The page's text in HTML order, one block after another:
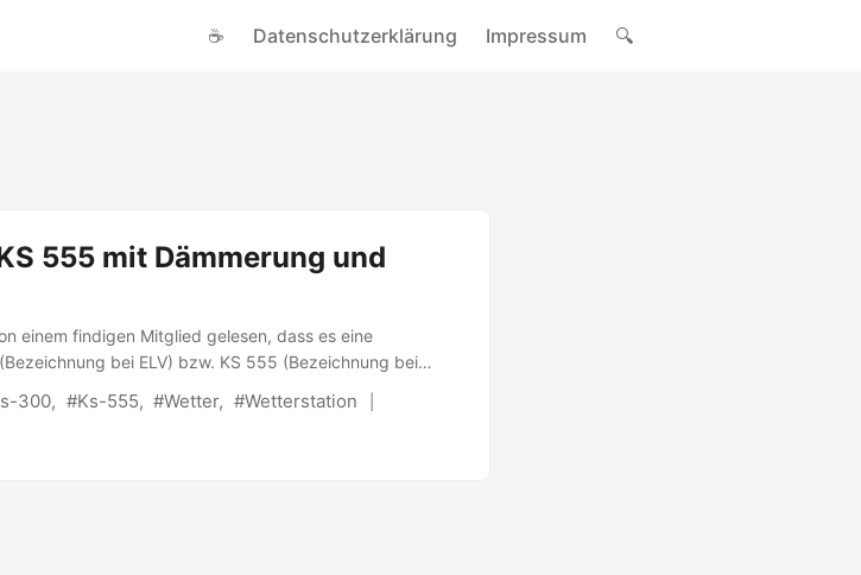
☕ Datenschutzerklärung Impressum 🔍
555 mit Dämmerung und
einem findigen Mitglied gelesen, dass es eine
bei ELV) bzw. KS 555 (Bezeichnung bei
der Dämmerung zu erweitern. ...
300 Ks-555 Wetter Wetterstation